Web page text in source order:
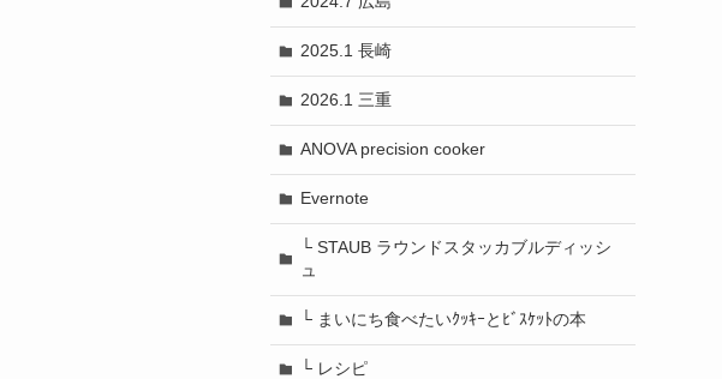
2025.1 長崎
2026.1 三重
ANOVA precision cooker
Evernote
└ STAUB ラウンドスタッカブルディッシ
ュ
└ まいにち食べたいｸｯｷｰとﾋﾞｽｹｯﾄの本
└ レシピ